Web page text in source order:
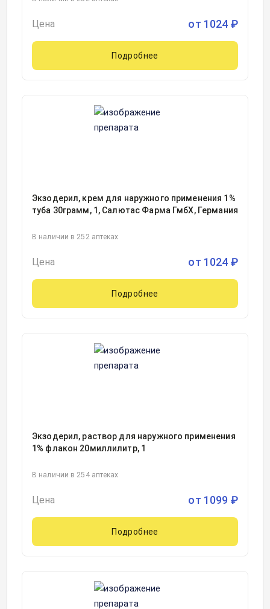
Цена от 1024 ₽
Подробнее
Экзодерил, крем для наружного применения 1%
туба 30грамм, 1, Салютас Фарма ГмбХ, Германия
В наличии в 252 аптеках
Цена от 1024 ₽
Подробнее
Экзодерил, раствор для наружного применения
1% флакон 20миллилитр, 1
В наличии в 254 аптеках
Цена от 1099 ₽
Подробнее